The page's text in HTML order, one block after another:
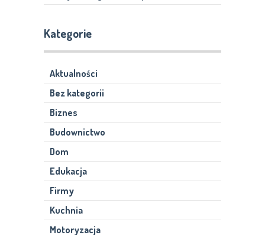
Kategorie
Aktualności
Bez kategorii
Biznes
Budownictwo
Dom
Edukacja
Firmy
Kuchnia
Motoryzacja